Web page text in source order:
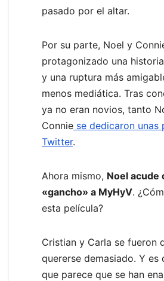
pasado por el altar.
Por su parte, Noel y
protagonizado una
y una ruptura más
menos mediática. Tras
ya no eran novios, tanto
Connie se dedicaron unas
Twitter.
Ahora mismo, Noel acude
«gancho» a MyHyV.
esta película?
Cristian y Carla se fueron
quererse demasiado. Y es
que parece que se han